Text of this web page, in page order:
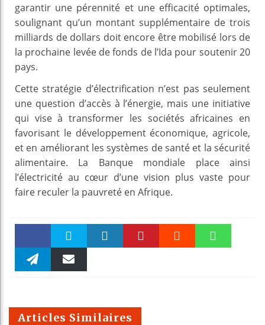
garantir une pérennité et une efficacité optimales,
soulignant qu’un montant supplémentaire de trois
milliards de dollars doit encore être mobilisé lors de
la prochaine levée de fonds de l’Ida pour soutenir 20
pays.
Cette stratégie d’électrification n’est pas seulement
une question d’accès à l’énergie, mais une initiative
qui vise à transformer les sociétés africaines en
favorisant le développement économique, agricole,
et en améliorant les systèmes de santé et la sécurité
alimentaire. La Banque mondiale place ainsi
l’électricité au cœur d’une vision plus vaste pour
faire reculer la pauvreté en Afrique.
Faceboo Twitter
m
Articles Similaires